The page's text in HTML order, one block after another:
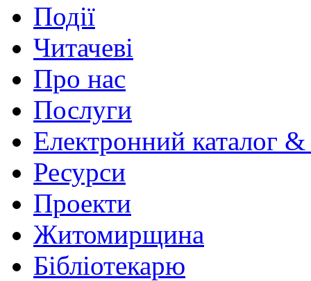
Події
Читачеві
Про нас
Послуги
Електронний каталог
Ресурси
Проекти
Житомирщина
Бібліотекарю